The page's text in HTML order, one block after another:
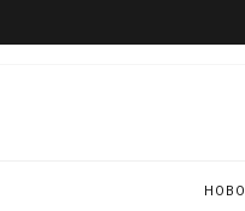
НОВО